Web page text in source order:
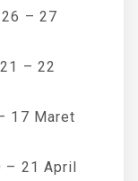
– 27
– 22
17 Maret
– 21 April